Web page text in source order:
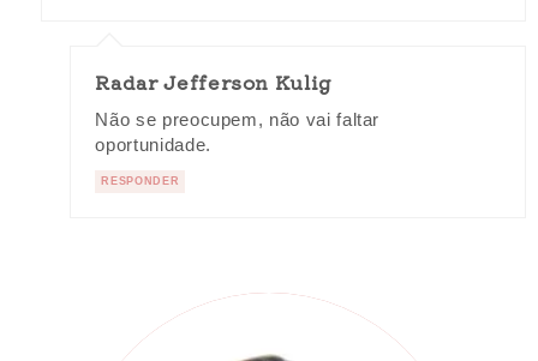
Radar Jefferson Kulig
Não se preocupem, não vai faltar
oportunidade.
RESPONDER